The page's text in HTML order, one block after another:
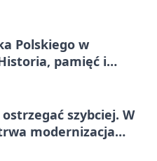
Polskiego w
pamięć i
szybciej. W
modernizacja